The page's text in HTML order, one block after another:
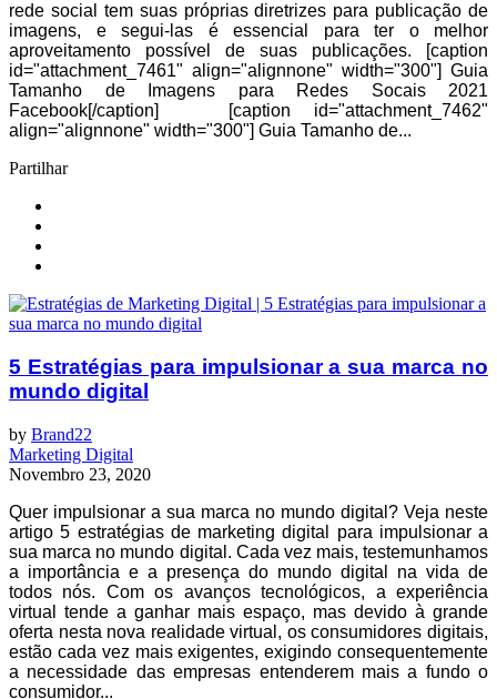
rede social tem suas próprias diretrizes para publicação de
imagens, e segui-las é essencial para ter o melhor
aproveitamento possível de suas publicações. [caption
id="attachment_7461" align="alignnone" width="300"] Guia
Tamanho de Imagens para Redes Socais 2021
Facebook[/caption] [caption id="attachment_7462"
align="alignnone" width="300"] Guia Tamanho de...
Partilhar
5 Estratégias para impulsionar a sua marca no
mundo digital
by Brand22
Marketing Digital
Novembro 23, 2020
Quer impulsionar a sua marca no mundo digital? Veja neste
artigo 5 estratégias de marketing digital para impulsionar a
sua marca no mundo digital. Cada vez mais, testemunhamos
a importância e a presença do mundo digital na vida de
todos nós. Com os avanços tecnológicos, a experiência
virtual tende a ganhar mais espaço, mas devido à grande
oferta nesta nova realidade virtual, os consumidores digitais,
estão cada vez mais exigentes, exigindo consequentemente
a necessidade das empresas entenderem mais a fundo o
consumidor...